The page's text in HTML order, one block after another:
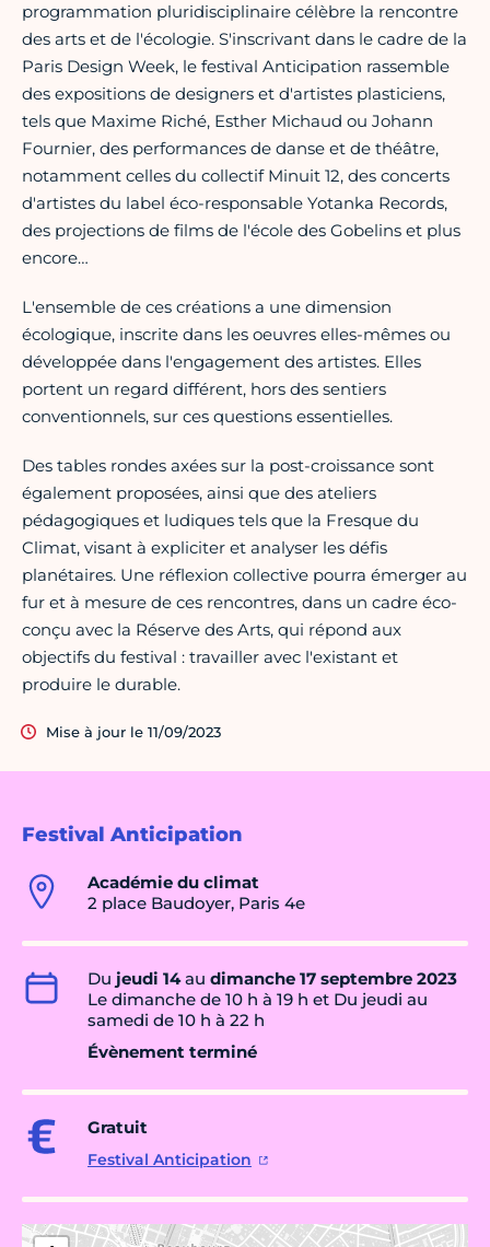
Festival Anticipation
Académie du climat
2 place Baudoyer, Paris 4e
Du jeudi 14au dimanche 17 septembre 2023
Le dimanche de 10 h à 19 h et Du jeudi au
samedi de 10 h à 22 h
Évènement terminé
Gratuit
Festival Anticipation
programmation pluridisciplinaire célèbre la rencontre
des arts et de l'écologie. S'inscrivant dans le cadre de la
Paris Design Week, le festival Anticipation rassemble
des expositions de designers et d'artistes plasticiens,
tels que Maxime Riché, Esther Michaud ou Johann
Fournier, des performances de danse et de théâtre,
notamment celles du collectif Minuit 12, des concerts
d'artistes du label éco-responsable Yotanka Records,
des projections de films de l'école des Gobelins et plus
encore…
L'ensemble de ces créations a une dimension
écologique, inscrite dans les oeuvres elles-mêmes ou
développée dans l'engagement des artistes. Elles
portent un regard différent, hors des sentiers
conventionnels, sur ces questions essentielles.
Des tables rondes axées sur la post-croissance sont
également proposées, ainsi que des ateliers
pédagogiques et ludiques tels que la Fresque du
Climat, visant à expliciter et analyser les défis
planétaires. Une réflexion collective pourra émerger au
fur et à mesure de ces rencontres, dans un cadre éco-
conçu avec la Réserve des Arts, qui répond aux
objectifs du festival : travailler avec l'existant et
produire le durable.
Mise à jour le 11/09/2023